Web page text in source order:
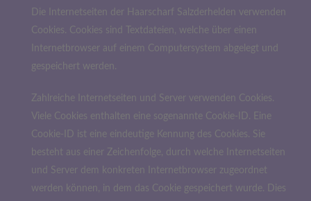
Die Internetseiten der Haarscharf Salzderhelden verwenden
Cookies. Cookies sind Textdateien, welche über einen
Internetbrowser auf einem Computersystem abgelegt und
gespeichert werden.
Zahlreiche Internetseiten und Server verwenden Cookies.
Viele Cookies enthalten eine sogenannte Cookie-ID. Eine
Cookie-ID ist eine eindeutige Kennung des Cookies. Sie
besteht aus einer Zeichenfolge, durch welche Internetseiten
und Server dem konkreten Internetbrowser zugeordnet
werden können, in dem das Cookie gespeichert wurde. Dies